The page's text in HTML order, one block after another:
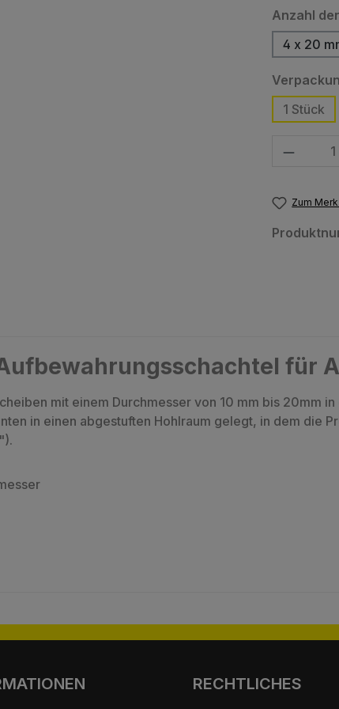
Anzahl
4 x 20
1 Stück
Produkt
Zum
für
mit einem Durchmesser von 10 mm bis 20mm
in einen abgestuften Hohlraum gelegt, in dem die
RECHTLICHES